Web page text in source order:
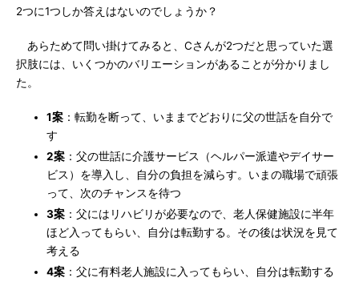
2つに1つしか答えはないのでしょうか？
あらためて問い掛けてみると、Cさんが2つだと思っていた選
択肢には、いくつかのバリエーションがあることが分かりまし
た。
1案 ：転勤を断って、いままでどおりに父の世話を自分で
す
2案 ：父の世話に介護サービス（ヘルパー派遣やデイサー
ビス）を導入し、自分の負担を減らす。いまの職場で頑張
って、次のチャンスを待つ
3案 ：父にはリハビリが必要なので、老人保健施設に半年
ほど入ってもらい、自分は転勤する。その後は状況を見て
考える
4案 ：父に有料老人施設に入ってもらい、自分は転勤する